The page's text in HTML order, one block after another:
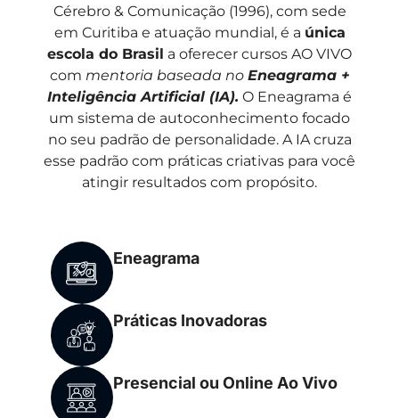
Cérebro & Comunicação (1996), com sede
em Curitiba e atuação mundial, é a única
escola do Brasil a oferecer cursos AO VIVO
com mentoria baseada no Eneagrama +
Inteligência Artificial (IA). O Eneagrama é
um sistema de autoconhecimento focado
no seu padrão de personalidade. A IA cruza
esse padrão com práticas criativas para você
atingir resultados com propósito.
Eneagrama
Práticas Inovadoras
Presencial ou Online Ao Vivo